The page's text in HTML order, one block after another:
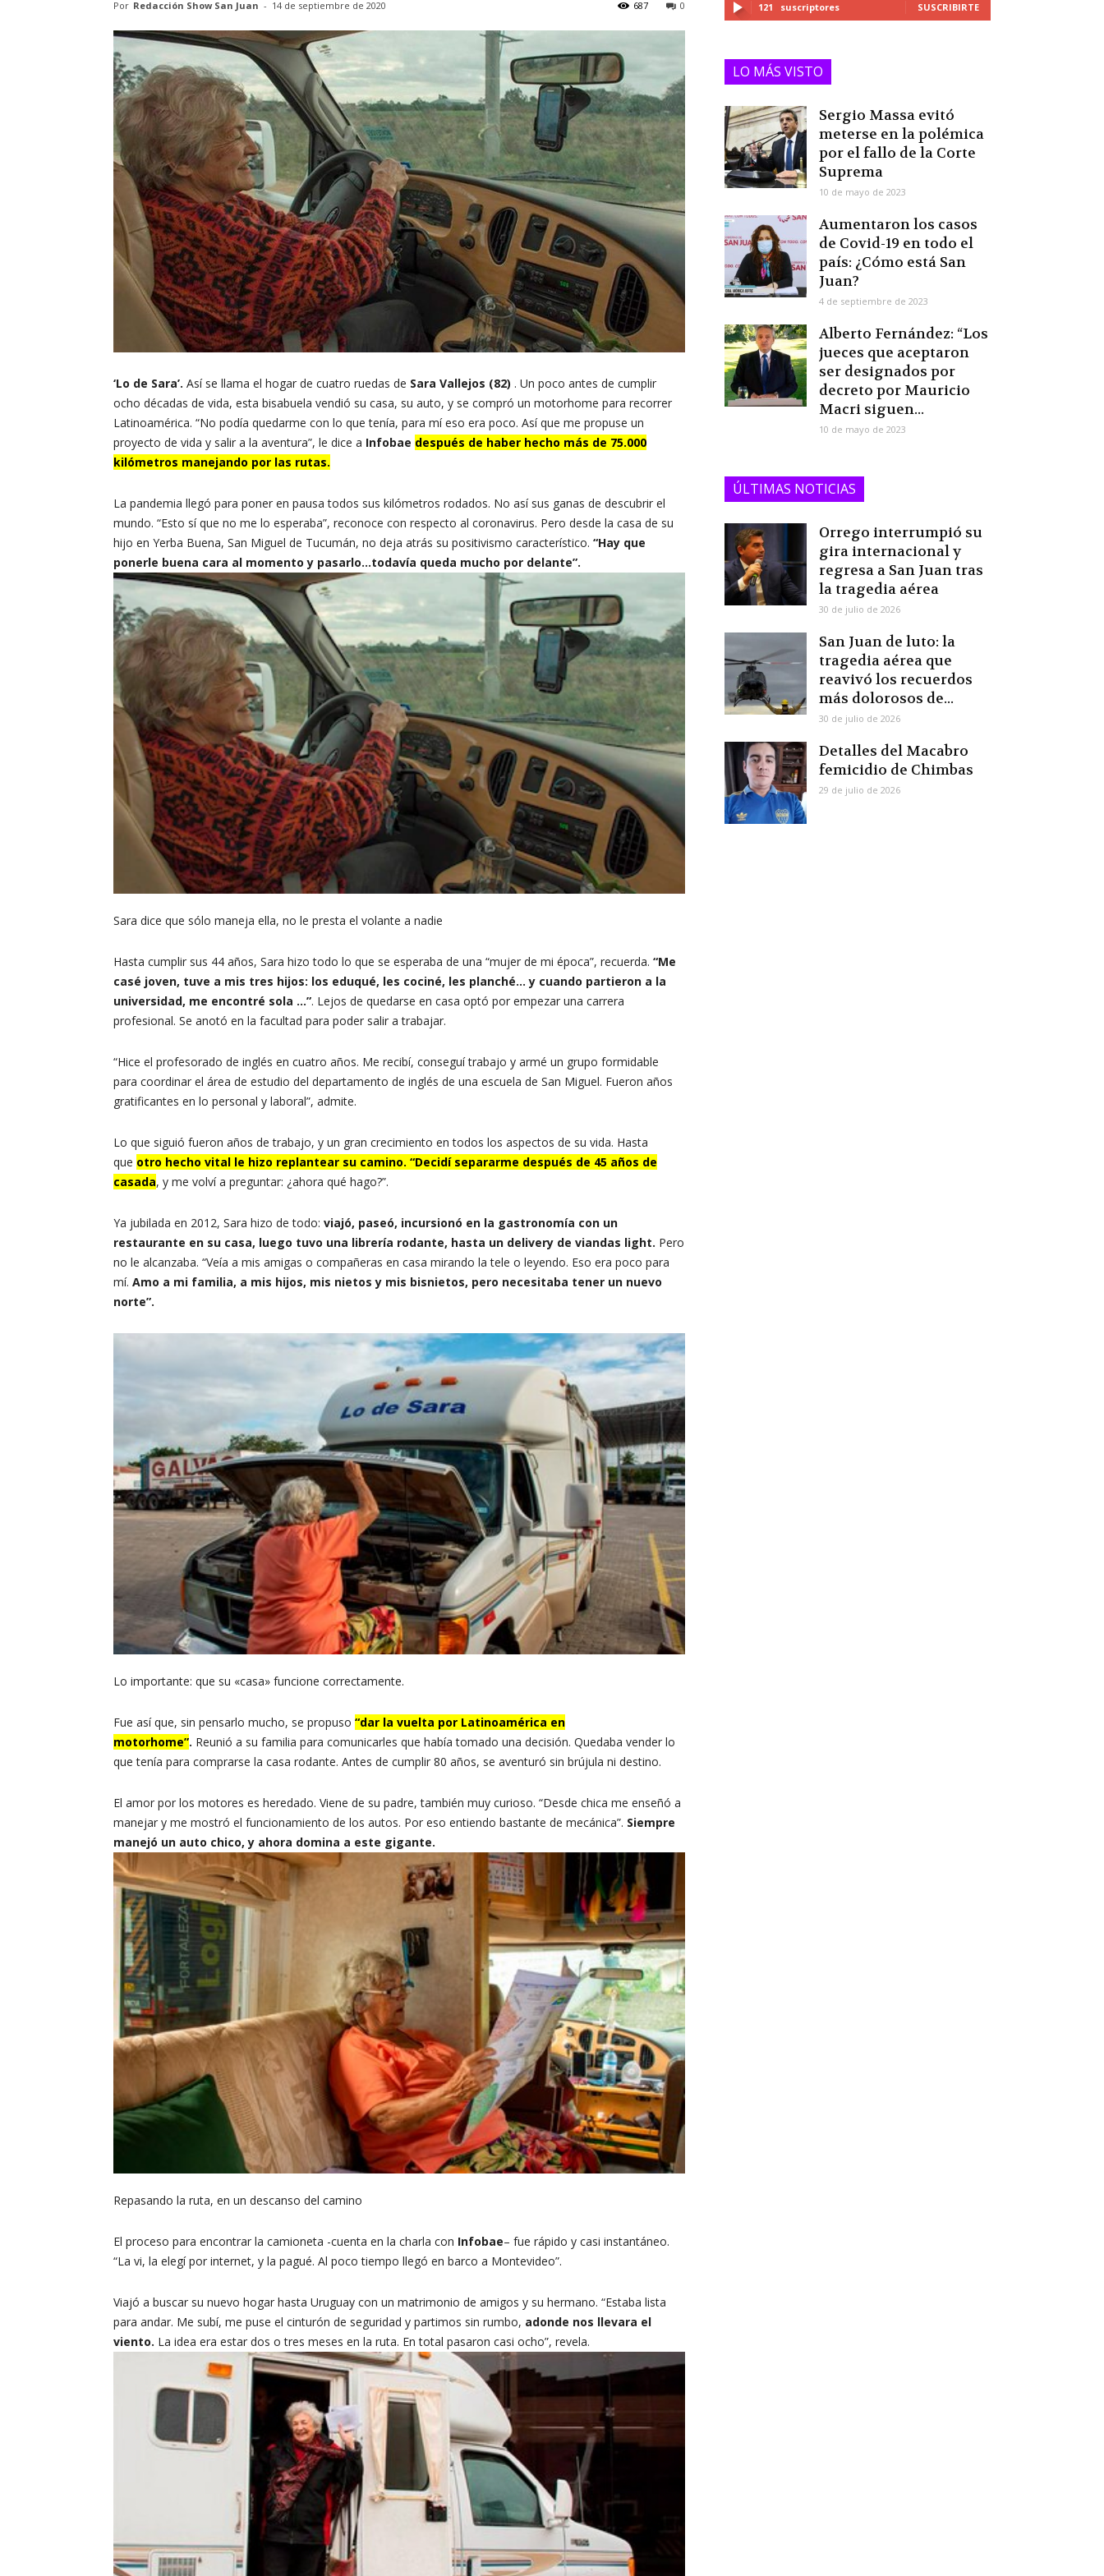
Por Redacción Show San Juan - 14 de septiembre de 2020 0
687
‘Lo de Sara’. Así se llama el hogar de cuatro ruedas de Sara Vallejos (82) . Un poco antes de cumplir
ocho décadas de vida, esta bisabuela vendió su casa, su auto, y se compró un motorhome para recorrer
Latinoamérica. “No podía quedarme con lo que tenía, para mí eso era poco. Así que me propuse un
proyecto de vida y salir a la aventura”, le dice a Infobae después de haber hecho más de 75.000
kilómetros manejando por las rutas.
La pandemia llegó para poner en pausa todos sus kilómetros rodados. No así sus ganas de descubrir el
mundo. “Esto sí que no me lo esperaba”, reconoce con respecto al coronavirus. Pero desde la casa de su
hijo en Yerba Buena, San Miguel de Tucumán, no deja atrás su positivismo característico. “Hay que
ponerle buena cara al momento y pasarlo…todavía queda mucho por delante”.
Sara dice que sólo maneja ella, no le presta el volante a nadie
Hasta cumplir sus 44 años, Sara hizo todo lo que se esperaba de una “mujer de mi época”, recuerda. “Me
casé joven, tuve a mis tres hijos: los eduqué, les cociné, les planché… y cuando partieron a la
universidad, me encontré sola …”. Lejos de quedarse en casa optó por empezar una carrera
profesional. Se anotó en la facultad para poder salir a trabajar.
“Hice el profesorado de inglés en cuatro años. Me recibí, conseguí trabajo y armé un grupo formidable
para coordinar el área de estudio del departamento de inglés de una escuela de San Miguel. Fueron años
gratificantes en lo personal y laboral”, admite.
Lo que siguió fueron años de trabajo, y un gran crecimiento en todos los aspectos de su vida. Hasta
que otro hecho vital le hizo replantear su camino. “Decidí separarme después de 45 años de
casada, y me volví a preguntar: ¿ahora qué hago?”.
Ya jubilada en 2012, Sara hizo de todo: viajó, paseó, incursionó en la gastronomía con un
restaurante en su casa, luego tuvo una librería rodante, hasta un delivery de viandas light. Pero
no le alcanzaba. “Veía a mis amigas o compañeras en casa mirando la tele o leyendo. Eso era poco para
mí. Amo a mi familia, a mis hijos, mis nietos y mis bisnietos, pero necesitaba tener un nuevo
norte”.
Lo importante: que su «casa» funcione correctamente.
Fue así que, sin pensarlo mucho, se propuso “dar la vuelta por Latinoamérica en
motorhome”. Reunió a su familia para comunicarles que había tomado una decisión. Quedaba vender lo
que tenía para comprarse la casa rodante. Antes de cumplir 80 años, se aventuró sin brújula ni destino.
El amor por los motores es heredado. Viene de su padre, también muy curioso. “Desde chica me enseñó a
manejar y me mostró el funcionamiento de los autos. Por eso entiendo bastante de mecánica”. Siempre
manejó un auto chico, y ahora domina a este gigante.
Repasando la ruta, en un descanso del camino
El proceso para encontrar la camioneta -cuenta en la charla con Infobae– fue rápido y casi instantáneo.
“La vi, la elegí por internet, y la pagué. Al poco tiempo llegó en barco a Montevideo”.
Viajó a buscar su nuevo hogar hasta Uruguay con un matrimonio de amigos y su hermano. “Estaba lista
para andar. Me subí, me puse el cinturón de seguridad y partimos sin rumbo, adonde nos llevara el
viento. La idea era estar dos o tres meses en la ruta. En total pasaron casi ocho”, revela.
121 suscriptores SUSCRIBIRTE
LO MÁS VISTO
Sergio Massa evitó
meterse en la polémica
por el fallo de la Corte
Suprema
10 de mayo de 2023
Aumentaron los casos
de Covid-19 en todo el
país: ¿Cómo está San
Juan?
4 de septiembre de 2023
Alberto Fernández: “Los
jueces que aceptaron
ser designados por
decreto por Mauricio
Macri siguen...
10 de mayo de 2023
ÚLTIMAS NOTICIAS
Orrego interrumpió su
gira internacional y
regresa a San Juan tras
la tragedia aérea
30 de julio de 2026
San Juan de luto: la
tragedia aérea que
reavivó los recuerdos
más dolorosos de...
30 de julio de 2026
Detalles del Macabro
femicidio de Chimbas
29 de julio de 2026